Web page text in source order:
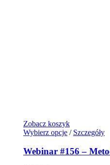
Zobacz koszyk
Wybierz opcje / Szczegóły
Webinar #156 –